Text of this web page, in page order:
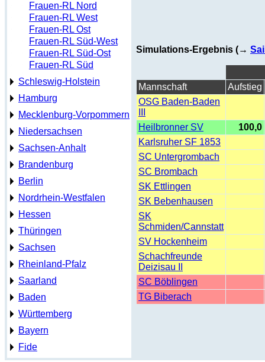
Frauen-RL Nord
Frauen-RL West
Frauen-RL Ost
Frauen-RL Süd-West
Frauen-RL Süd-Ost
Frauen-RL Süd
Schleswig-Holstein
Hamburg
Mecklenburg-Vorpommern
Niedersachsen
Sachsen-Anhalt
Brandenburg
Berlin
Nordrhein-Westfalen
Hessen
Thüringen
Sachsen
Rheinland-Pfalz
Saarland
Baden
Württemberg
Bayern
Fide
Simulations-Ergebnis (→
Mannschaft
Aufstieg
OSG Baden-Baden
Heilbronner SV
100,0
Karlsruher SF 1853
SC Untergrombach
SC Brombach
SK Ettlingen
SK Bebenhausen
SK
Schmiden/Cannstatt
SV Hockenheim
Schachfreunde
Deizisau II
SC Böblingen
TG Biberach